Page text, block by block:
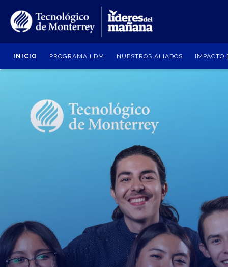
contenido
principal
INICIO PROGRAMA LDM NUESTROS ALIADOS IMPACTO